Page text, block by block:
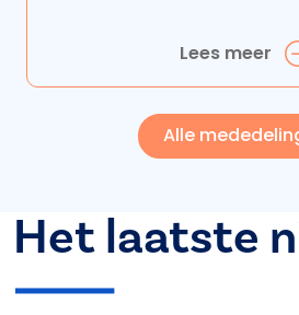
Lees meer
Alle
Het laatste